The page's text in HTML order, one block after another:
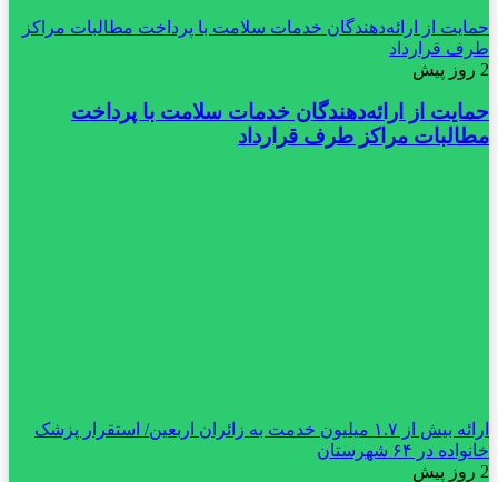
حمایت از ارائه‌دهندگان خدمات سلامت با پرداخت مطالبات مراکز
طرف قرارداد
2 روز پیش
حمایت از ارائه‌دهندگان خدمات سلامت با پرداخت
مطالبات مراکز طرف قرارداد
ارائه بیش از ۱.۷ میلیون خدمت به زائران اربعین/ استقرار پزشک
خانواده در ۶۴ شهرستان
2 روز پیش